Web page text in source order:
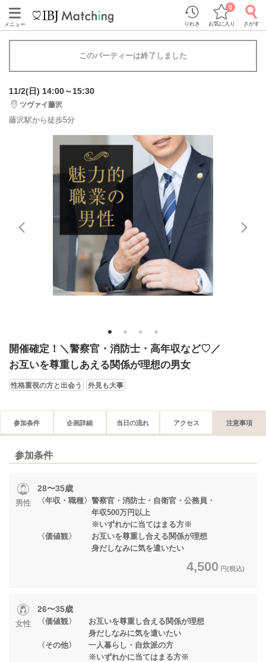
メニュー りれき お気に入り
0
さがす
このパーティーは終了しました
11/2(日) 14:00～15:30
ツヴァイ藤沢
藤沢駅から徒歩5分
1 2 3 4
開催確定！＼警察官・消防士・高年収など♡／
お互いを尊重しあえる関係が理想の男女
性格重視の方と出会う 外見も大事
参加条件 企画詳細 当日の流れ アクセス 注意事項
参加条件
男性
28〜35歳
〈年収・職種〉警察官・消防士・自衛官・公務員・
年収500万円以上
※いずれかに当てはまる方※
〈価値観〉 お互いを尊重し合える関係が理想
身だしなみに気を遣いたい
4,500 円(税込)
女性
26〜35歳
〈価値観〉 お互いを尊重し合える関係が理想
身だしなみに気を遣いたい
〈その他〉 一人暮らし・自炊派の方
※いずれかに当てはまる方※